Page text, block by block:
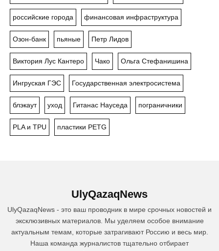
российские города финансовая инфраструктура
Озон-банк пьяные Петр Лидов
Виктория Лус Кантеро Чако Ольга Стефанишина
Ингруская ГЭС Государственная электросистема
блэкаут уход Гитанас Науседа пограничники
PLA и TPU пластики PETG
UlyQazaqNews
UlyQazaqNews - это ваш проводник в мире срочных новостей и
эксклюзивных материалов. Мы уделяем особое внимание
актуальным темам, которые затрагивают Россию и весь мир.
Наша команда журналистов тщательно отбирает